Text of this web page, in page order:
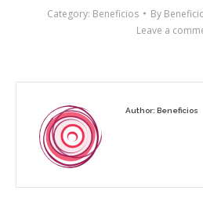
Category: Beneficios By
Leave a
Author: Beneficios